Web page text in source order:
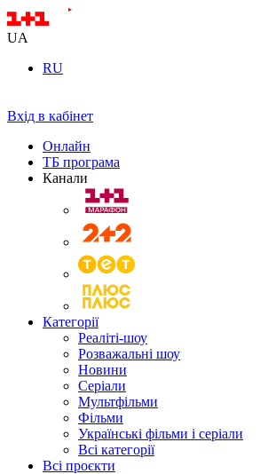
UA
RU
Вхід в кабінет
Онлайн
ТБ програма
Канали
Категорії
Реаліті-шоу
Розважальні шоу
Новини
Серіали
Мультфільми
Фільми
Українські фільми і серіали
Всі категорії
Всі проєкти